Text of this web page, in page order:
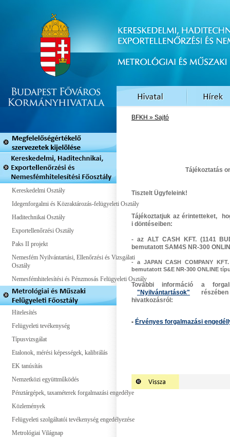
Kereskedelmi Osztály
Idegenforgalmi és Közraktározás-felügyeleti Osztály
Haditechnikai Osztály
Exportellenőrzési Osztály
Paks II projekt
Nemesfém Nyilvántartási, Ellenőrzési és Vizsgálati
Osztály
Nemesfémhitelesítési és Pénzmosás Felügyeleti Osztály
Hitelesítés
Felügyeleti tevékenység
Típusvizsgálat
Etalonok, mérési képességek, kalibrálás
EK tanúsítás
Nemzetközi együttműködés
Pénztárgépek, taxaméterek forgalmazási engedélye
Közlemények
Felügyeleti szolgáltatói tevékenység engedélyezése
Metrológiai Világnap
BFKH » Sajtó
Tájékoztatás
Tisztelt Ügyfeleink!
Tájékoztatjuk az érintetteket,
i döntéseiben:
- az ALT CASH KFT. (1141
bemutatott SAM4S NR-300
- a JAPAN CASH COMPANY
bemutatott S&E NR-300 ONLINE
További információ a
"Nyilvántartások" részében
hivatkozásról:
- Érvényes forgalmazási